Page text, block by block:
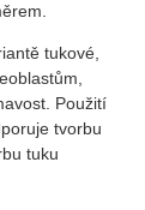
tukové,
Použití
tvorbu
tuku